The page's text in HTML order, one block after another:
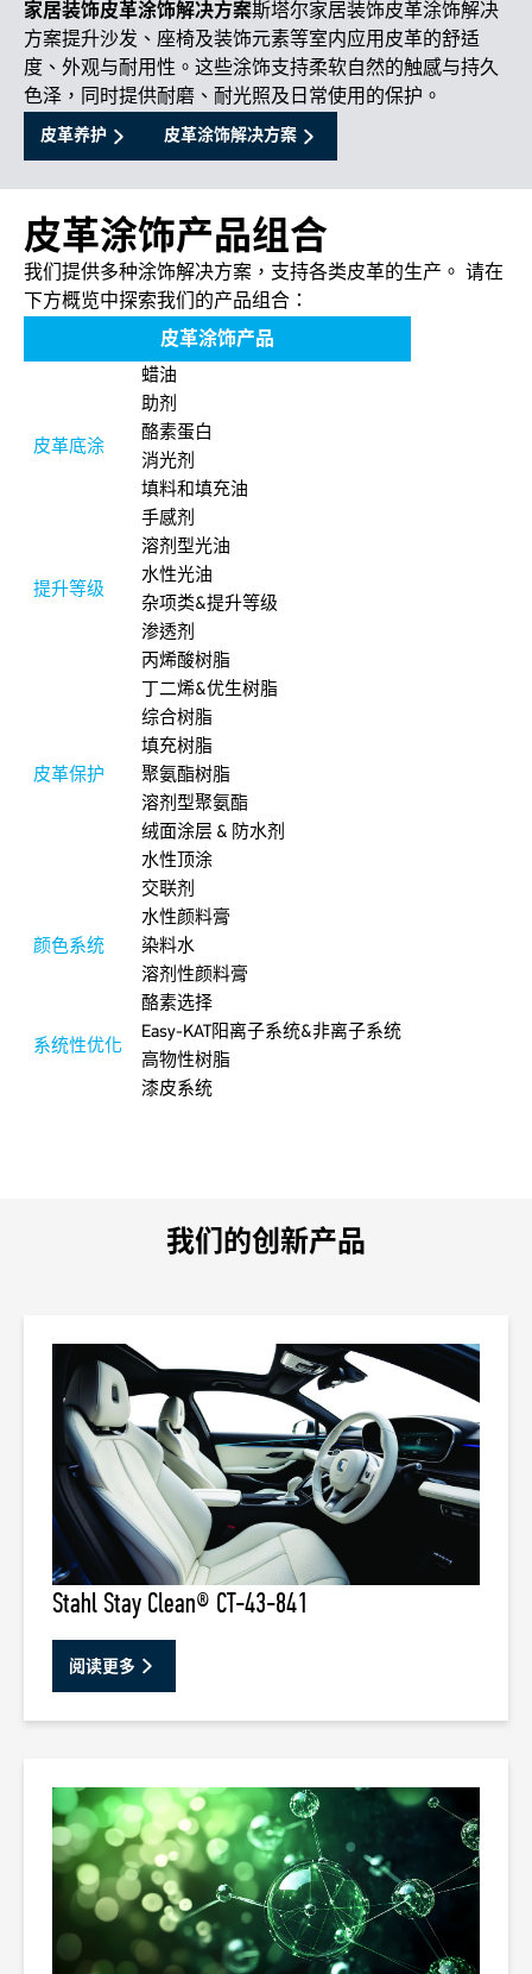
家居装饰皮革涂饰解决方案斯塔尔家居装饰皮革涂饰解决
方案提升沙发、座椅及装饰元素等室内应用皮革的舒适
度、外观与耐用性。这些涂饰支持柔软自然的触感与持久
色泽，同时提供耐磨、耐光照及日常使用的保护。
皮革养护 皮革涂饰解决方案
皮革涂饰产品组合
我们提供多种涂饰解决方案，支持各类皮革的生产。 请在
下方概览中探索我们的产品组合：
皮革涂饰产品
皮革底涂
蜡油
助剂
酪素蛋白
消光剂
填料和填充油
手感剂
提升等级
溶剂型光油
水性光油
杂项类&提升等级
渗透剂
皮革保护
丙烯酸树脂
丁二烯&优生树脂
综合树脂
填充树脂
聚氨酯树脂
溶剂型聚氨酯
绒面涂层 & 防水剂
水性顶涂
交联剂
颜色系统
水性颜料膏
染料水
溶剂性颜料膏
系统性优化
酪素选择
Easy-KAT阳离子系统&非离子系统
高物性树脂
漆皮系统
我们的创新产品
Stahl Stay Clean® CT-43-841
阅读更多